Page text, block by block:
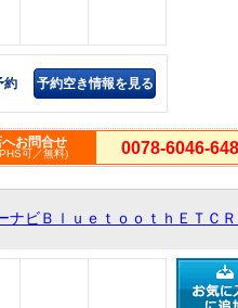
約 予約空き情報を見る
お問合せ
可／無料) 0078-6046-
ビＢｌｕｅｔｏｏｔｈＥＴＣＲ